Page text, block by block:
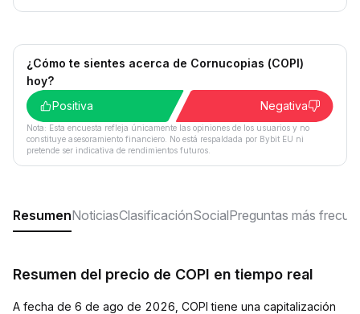
¿Cómo te sientes acerca de Cornucopias (COPI)
hoy?
Positiva
Negativa
Nota: Esta encuesta refleja únicamente las opiniones de los usuarios y no
constituye asesoramiento financiero. No está respaldada por Bybit EU ni
pretende ser indicativa de rendimientos futuros.
ResumenNoticiasClasificaciónSocialPreguntas más
Resumen del precio de COPI en tiempo real
A fecha de 6 de ago de 2026, COPI tiene una capitalización